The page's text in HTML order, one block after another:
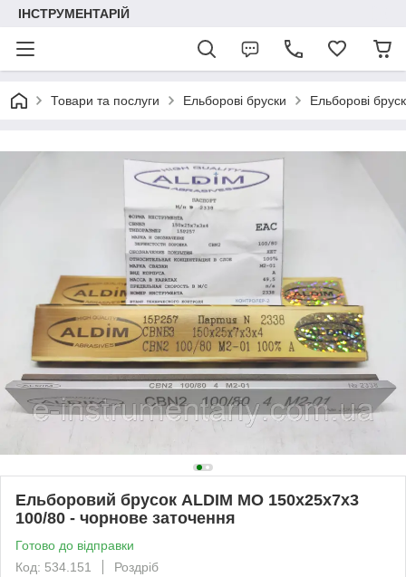
ІНСТРУМЕНТАРІЙ
Товари та послуги Ельборові бруски Ельборові
Ельборовий брусок ALDIM МО 150х25х7х3
100/80 - чорнове заточення
Готово до відправки
Код: 534.151
Роздріб